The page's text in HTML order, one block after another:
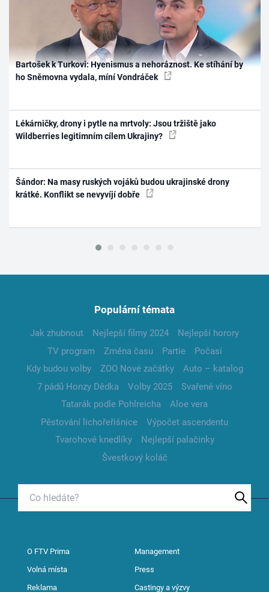
Bartošek k Turkovi: Hyenismus a nehoráznost. Ke stíhání by
ho Sněmovna vydala, míní Vondráček
Lékárničky, drony i pytle na mrtvoly: Jsou tržiště jako
Wildberries legitimním cílem Ukrajiny?
Šándor: Na masy ruských vojáků budou ukrajinské drony
krátké. Konflikt se nevyvíjí dobře
Populární témata
Jak zhubnout Nejlepší filmy 2024
Nejlepší horory
TV program
Změna času Partie
Počasí
Kdy budou volby
ZOO Nové začátky
Auto – katalog
7 pádů Honzy Dědka
Volby 2025
Svařené víno
Tatarák podle Pohlreicha
Aloe vera
Pěstování lichořeřišnice
Výpočet ascendentu
Tvarohové knedlíky
Nejlepší palačinky
Švestkový koláč
O FTV Prima Management
Volná místa Press
Reklama Castingy a výzvy